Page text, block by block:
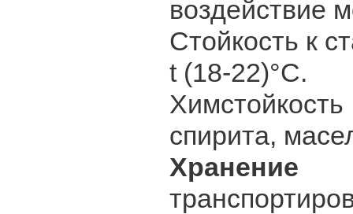
воздействие
Стойкость к
t (18-22)°C.
спирита,
Хранение